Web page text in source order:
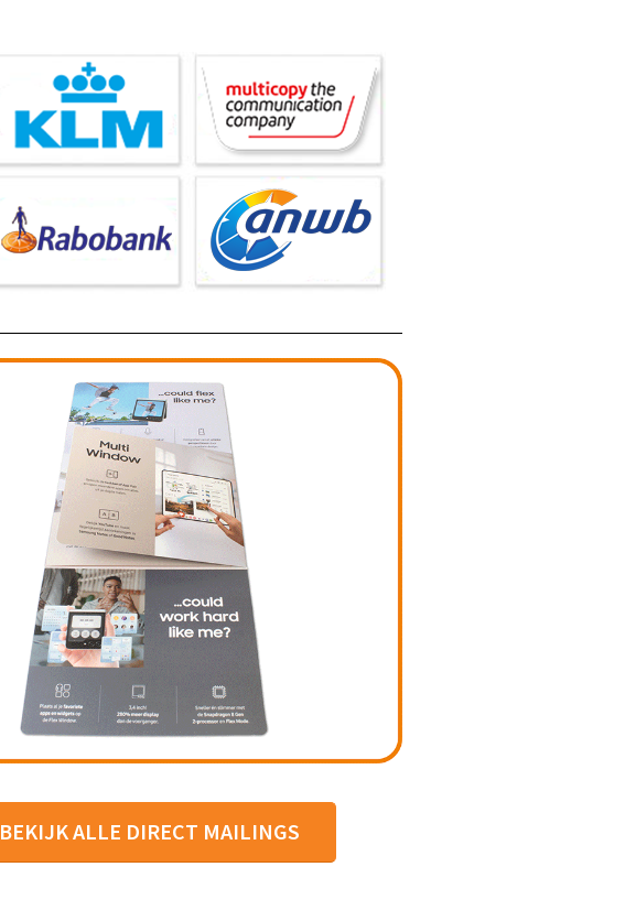
BEKIJK ALLE DIRECT MAILINGS